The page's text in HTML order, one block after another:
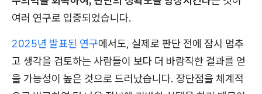
여러 연구로 입증되었습니다.
2025년 발표된 연구에서도, 실제로 판단 전에 잠시 멈추
고 생각을 검토하는 사람들이 보다 더 바람직한 결과를 얻
을 가능성이 높은 것으로 드러났습니다. 장단점을 체계적